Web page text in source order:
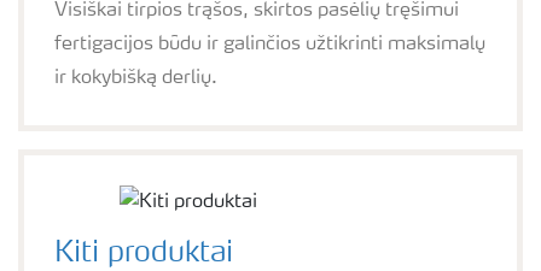
Visiškai tirpios trąšos, skirtos pasėlių tręšimui
fertigacijos būdu ir galinčios užtikrinti maksimalų
ir kokybišką derlių.
Kiti produktai